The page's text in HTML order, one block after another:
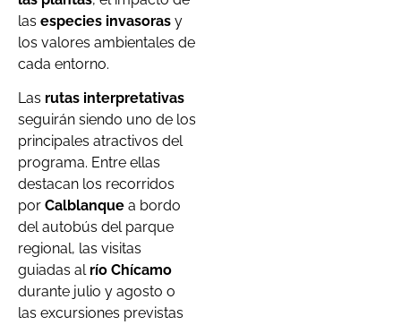
las especies invasoras y
los valores ambientales de
cada entorno.
Las rutas interpretativas
seguirán siendo uno de los
principales atractivos del
programa. Entre ellas
destacan los recorridos
por Calblanque a bordo
del autobús del parque
regional, las visitas
guiadas al río Chícamo
durante julio y agosto o
las excursiones previstas